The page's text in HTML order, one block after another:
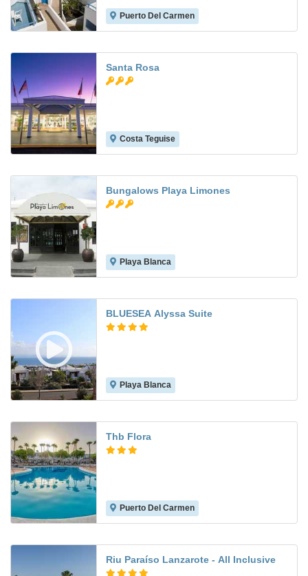
Puerto Del Carmen
Santa Rosa
Costa Teguise
Bungalows Playa Limones
Playa Blanca
BLUESEA Alyssa Suite
Playa Blanca
Thb Flora
Puerto Del Carmen
Riu Paraíso Lanzarote - All Inclusive